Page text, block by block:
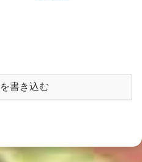
書き込む